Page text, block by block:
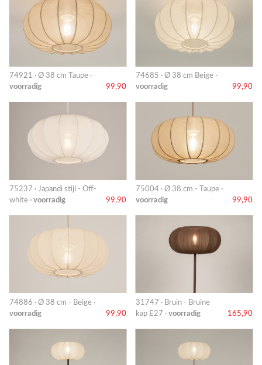
74921 · Ø 38 cm Taupe ·
voorradig
99,90
74685 · Ø 38 cm Beige ·
voorradig
99,90
75237 · Japandi stijl - Off-
white · voorradig 99,90
75004 · Ø 38 cm - Taupe ·
voorradig
99,90
74886 · Ø 38 cm - Beige ·
voorradig
99,90
31747 · Bruin - Bruine
kap E27 · voorradig 165,90